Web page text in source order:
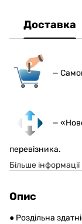
Доставка
— С
—
перевізника.
Більше
Опис
● Роздільна